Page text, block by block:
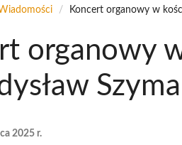
/ Koncert organowy w
organowy
2025 r.